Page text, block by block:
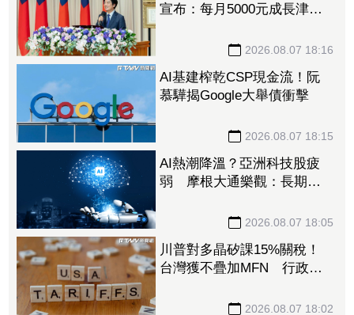
宣布：每月5000元成長津
2026.08.07 18:16
AI基建榨乾CSP現金流！阮
慕驊揭Google大舉債衝擊
2026.08.07 18:15
AI熱潮降溫？亞洲科技股疲
弱 摩根大通樂觀：長期投
2026.08.07 18:05
川普對多晶矽課15%關稅！
台灣獲不疊加MFN 行政
2026.08.07 18:02